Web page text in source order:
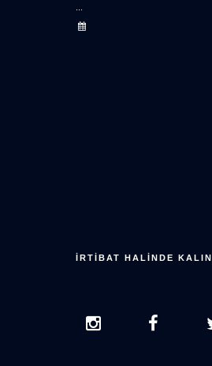
İRTİBAT HALİNDE KALIN